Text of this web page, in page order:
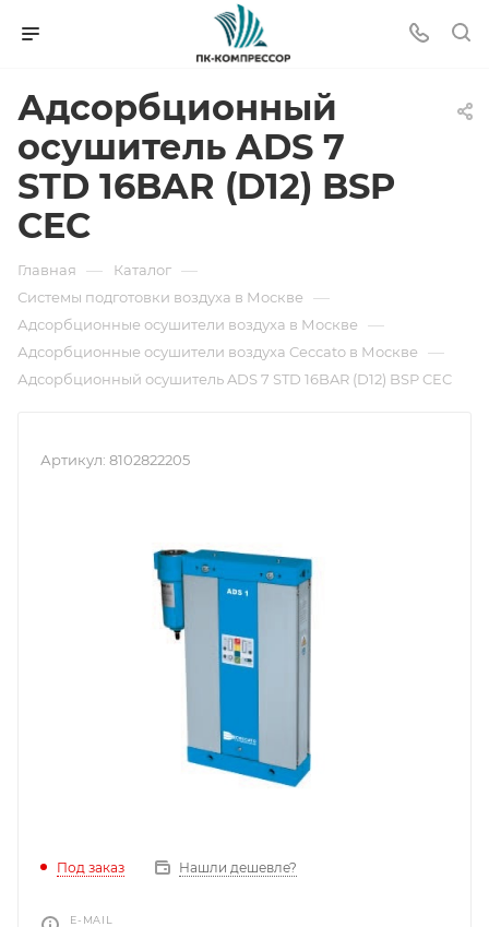
Адсорбционный
осушитель ADS 7
STD 16BAR (D12) BSP
CEC
Главная — Каталог —
Системы подготовки воздуха в Москве —
Адсорбционные осушители воздуха в Москве —
Адсорбционные осушители воздуха Ceccato в Москве —
Адсорбционный осушитель ADS 7 STD 16BAR (D12) BSP CEC
Артикул: 8102822205
Под заказ Нашли дешевле?
E-MAIL